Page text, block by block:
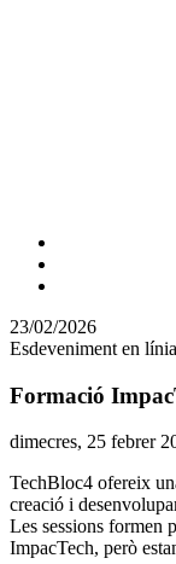
Comparteix
altres
xarxes
23/02/2026
Esdeveniment en línia
Formació
Data
l'esdeveniment:
dimecres, 25 febrer
TechBloc4 ofereix
creació i
Les sessions formen
ImpacTech, però